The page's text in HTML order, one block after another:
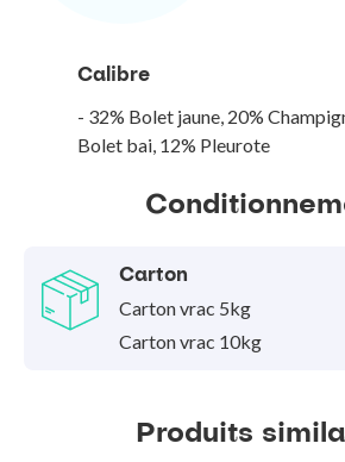
Calibre
- 32% Bolet jaune, 20%
Bolet bai, 12% Pleurote
Carton
Carton vrac 5kg
Carton vrac 10kg
Produits